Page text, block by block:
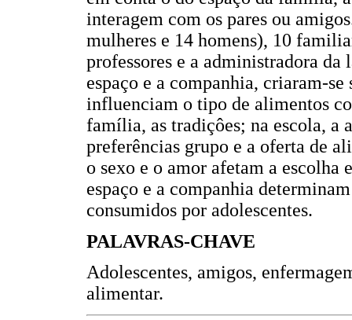
interagem com os pares ou
mulheres e 14 homens), 10
professores e a administradora da
espaço e a companhia, criaram-
influenciam o tipo de alimentos
família, as tradiçôes; na escola, a
preferências grupo e a oferta de
o sexo e o amor afetam a escolha
espaço e a companhia
consumidos por adolescentes.
PALAVRAS-CHAVE
Adolescentes, amigos,
alimentar.